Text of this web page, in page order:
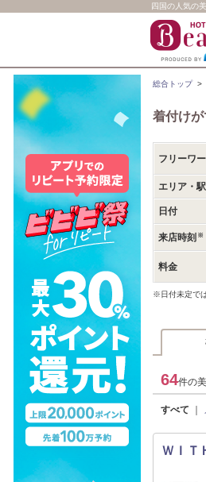
四国の人気の
総合トップ>
着付け
フリーワ
エリア・駅
日付
来店時刻
料金
※日付未定で
64件の
すべて
ＷＩＴ